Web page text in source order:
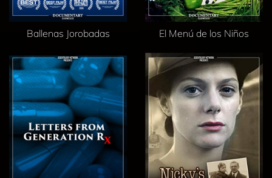
Ballenas Jorobadas El Menú de los Niños